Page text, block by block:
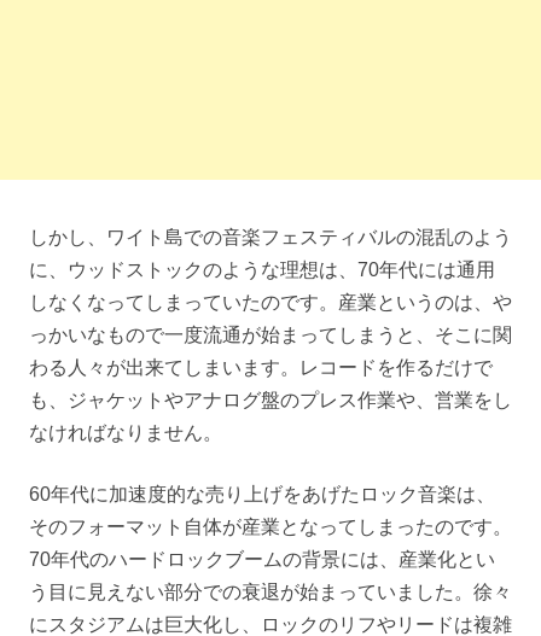
しかし、ワイト島での音楽フェスティバルの混乱のよう
に、ウッドストックのような理想は、70年代には通用
しなくなってしまっていたのです。産業というのは、や
っかいなもので一度流通が始まってしまうと、そこに関
わる人々が出来てしまいます。レコードを作るだけで
も、ジャケットやアナログ盤のプレス作業や、営業をし
なければなりません。
60年代に加速度的な売り上げをあげたロック音楽は、
そのフォーマット自体が産業となってしまったのです。
70年代のハードロックブームの背景には、産業化とい
う目に見えない部分での衰退が始まっていました。徐々
にスタジアムは巨大化し、ロックのリフやリードは複雑